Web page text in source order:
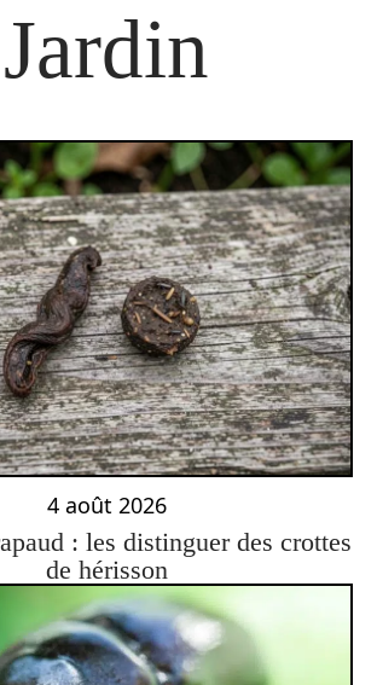
Jardin
4 août 2026
: les distinguer des crottes
de hérisson